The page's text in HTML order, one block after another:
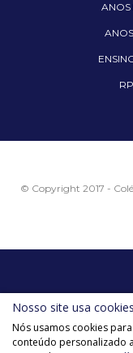
ANOS
© Copyright 2017 -
Siga o Rui nas
Nosso site usa cookies
Nós usamos cookies
conteúdo personalizado